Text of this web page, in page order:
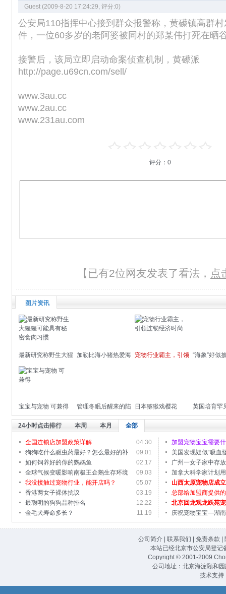
Guest (2009-8-20 17:24:29, 评分:0)
公安局110指挥中心接到群众报警称，黄礤镇高群
件，一位60多岁的老阿婆被同村的郑某伟打死在晒
接警后，该局立即启动命案侦查机制，黄礤派
http://page.u69cn.com/sell/
www.3au.cc
www.2au.cc
www.231au.com
评分：0
【已有2位网友发表了看法， 点
图片资讯
最新研究称野生大猩
猩可能具有秘密食肉
习惯
加勒比海小猪热爱海 宠物行业霸主，引领 “海象”好似
宝宝与宠物 可兼得
管理冬眠后醒来的陆
龟的方法
日本猕猴戏樱花
英国培育罕
全身长卷毛
24小时点击排行
本周 本月 全部
04.30
全国连锁店加盟政策详解
加盟宠物宝宝需要
09.01
狗狗吃什么驱虫药最好？怎么最好的补
充营...
美国发现疑似“吸血
02.17
如何饲养好的你的鹦鹉鱼
广州一女子家中存
碎
09.03
全球气候变暖影响南极王企鹅生存环境
加拿大科学家计划
胎“...
05.07
我没接触过宠物行业，能开店吗？
山西太原宠物店成
馆旗...
03.19
香港两女子裸体抗议
总部给加盟商提供
12.22
最聪明的狗狗品种排名
北京回龙观龙跃苑
11.19
金毛犬寿命多长？ 庆祝宠物宝宝—湖
公司简介 |联系我们 |免责条款
本站已经北京市公安局登记
Copyright © 2001-2009
公司地址：北京海淀颐和
技术支持